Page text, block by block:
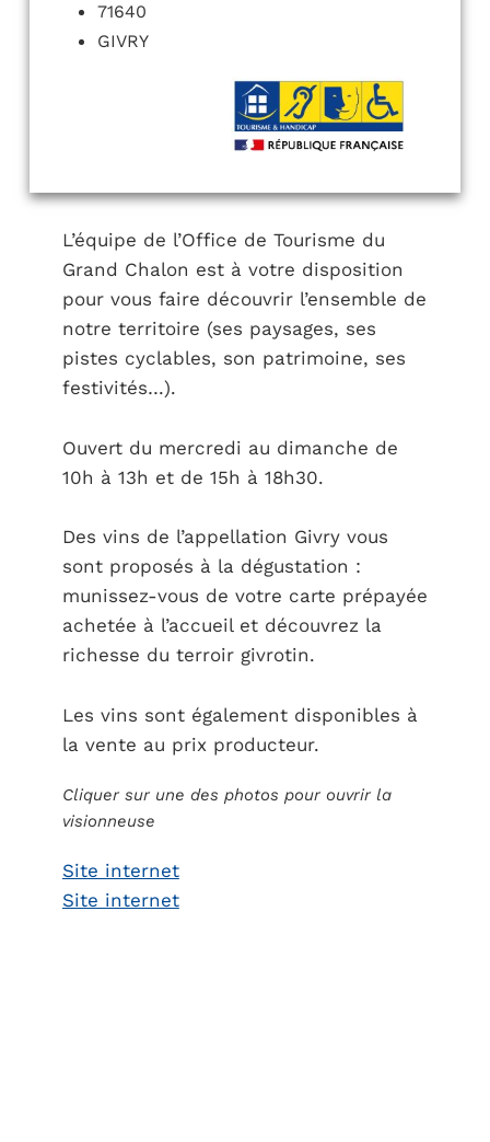
71640
GIVRY
L’équipe de l’Office de Tourisme du
Grand Chalon est à votre disposition
pour vous faire découvrir l’ensemble de
notre territoire (ses paysages, ses
pistes cyclables, son patrimoine, ses
festivités…).
Ouvert du mercredi au dimanche de
10h à 13h et de 15h à 18h30.
Des vins de l’appellation Givry vous
sont proposés à la dégustation :
munissez-vous de votre carte prépayée
achetée à l’accueil et découvrez la
richesse du terroir givrotin.
Les vins sont également disponibles à
la vente au prix producteur.
Cliquer sur une des photos pour ouvrir la
visionneuse
Site internet
Site internet